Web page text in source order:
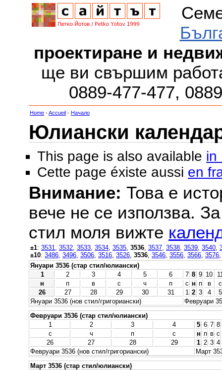
проектиране и
ще ви свършим
0889-477-477,
Home -Accueil - Начало
Юлиански
This page is also available in
Cette page éxiste aussi en
Внимание: Това е
вече не се използва.
стил моля вижте
±1: 3531 3532 3533 3534 3535 3536 3537 3538 3539 3540
±10: 3486 3496 3506 3516 3526 3536 3546 3556 3566 3576
Януари 3536 (стар стил/юлиански)
1
2 3 4 5 6 7 8 9 10
н
п в с ч п с н п в
с
26
27 28 29 30 31 1 2 3 4
5
Януари 3536 (нов стил/григориански)
Февруари
Февруари 3536 (стар стил/юлиански)
1
2 3 4 5 6 7 8
с
ч п с н п в с
26
27 28 29 1 2 3 4
Февруари 3536 (нов стил/григориански)
Март
Март 3536 (стар стил/юлиански)